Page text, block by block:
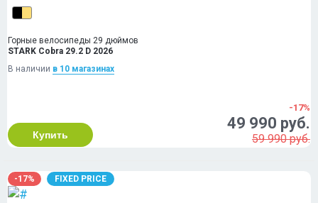
Горные велосипеды 29 дюймов
STARK Cobra 29.2 D 2026
В наличии в 10 магазинах
Купить
-17%
49 990 руб.
59 990 руб.
-17% FIXED PRICE